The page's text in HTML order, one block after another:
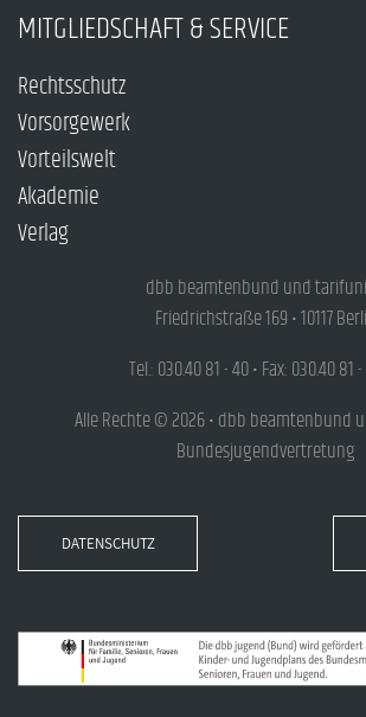
MITGLIEDSCHAFT & SERVICE
Rechtsschutz
Vorsorgewerk
Vorteilswelt
Akademie
Verlag
dbb beamtenbund und
Friedrichstraße 169 • 10117
Tel.: 030.40 81 - 40 • Fax: 030.40 81
Alle Rechte © 2026 • dbb beamtenbund
Bundesjugendvertretung
DATENSCHUTZ